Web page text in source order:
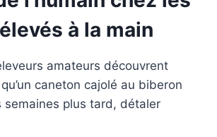
à la main
amateurs découvrent
caneton cajolé au biberon
semaines plus tard, détaler